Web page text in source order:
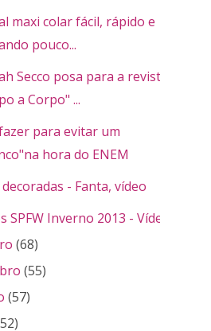
maxi colar fácil, rápido e
pouco...
Secco posa para a revista
a Corpo" ...
para evitar um
hora do ENEM
- Fanta, vídeo
SPFW Inverno 2013 - Vídeos
(68)
(55)
(57)